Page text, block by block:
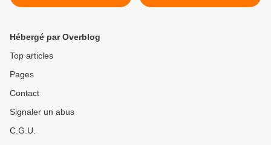
République démocratique
(Déclaration du PCF) >
Hébergé par Overblog
Top articles
Pages
Contact
Signaler un abus
C.G.U.